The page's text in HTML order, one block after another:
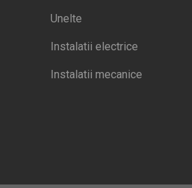
Unelte
Instalatii electrice
Instalatii mecanice